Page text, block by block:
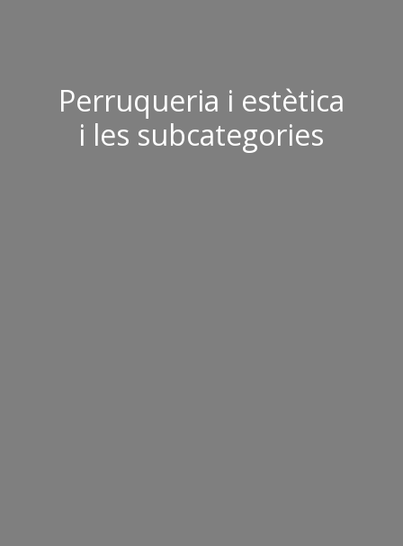
Perruqueria i estètica
i les subcategories